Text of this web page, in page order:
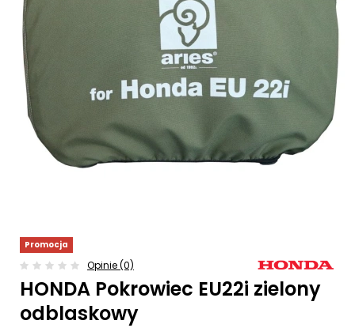
Promocja
Opinie (0)
HONDA Pokrowiec EU22i zielony
odblaskowy